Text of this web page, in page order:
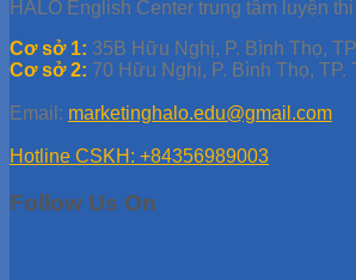
HALO English Center trung tâm luyện
Cơ sở 1: 35B Hữu Nghị, P. Bình Thọ,
Cơ sở 2: 70 Hữu Nghị, P. Bình Thọ,
Email: marketinghalo.edu@gmail.com
Hotline CSKH: +84356989003
Follow Us On